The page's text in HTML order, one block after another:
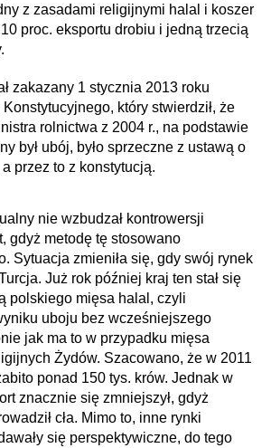
z zasadami religijnymi halal i koszer
proc. eksportu drobiu i jedną trzecią
zakazany 1 stycznia 2013 roku
który stwierdził, że
rolnictwa z 2004 r., na podstawie
był ubój, było sprzeczne z ustawą o
przez to z konstytucją.
nie wzbudzał kontrowersji
gdyż metodę tę stosowano
Sytuacja zmieniła się, gdy swój rynek
Już rok później kraj ten stał się
polskiego mięsa halal, czyli
uboju bez wcześniejszego
jak ma to w przypadku mięsa
Żydów. Szacowano, że w 2011
ponad 150 tys. krów. Jednak w
znacznie się zmniejszył, gdyż
cła. Mimo to, inne rynki
się perspektywiczne, do tego